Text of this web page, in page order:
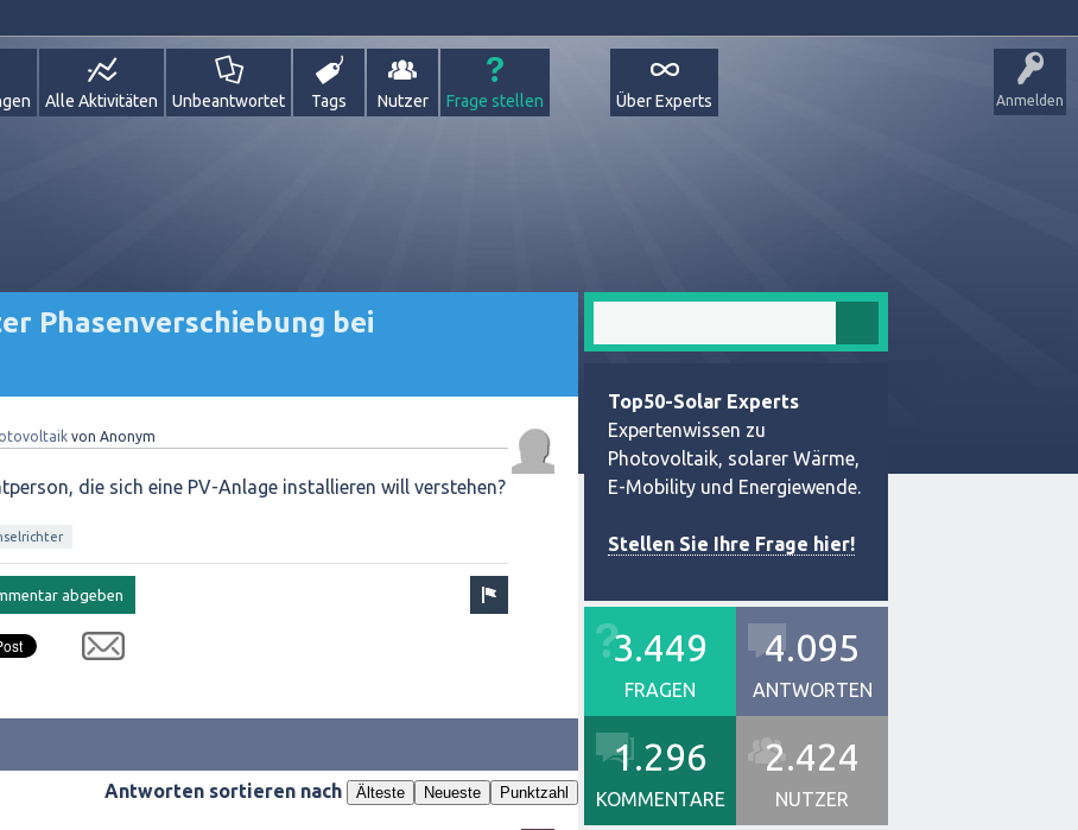
Anmelden
Alle Aktivitäten Unbeantwortet Tags Nutzer Frage stellen Über Experts
Phasenverschiebung bei
von Anonym
die sich eine PV-Anlage installieren will verstehen?
Antworten sortieren nach Älteste Neueste Punktzahl
Top50-Solar Experts
Expertenwissen zu
Photovoltaik, solarer Wärme,
E-Mobility und Energiewende.
Stellen Sie Ihre Frage hier!
3.449
FRAGEN
4.095
ANTWORTEN
1.296
KOMMENTARE
2.424
NUTZER